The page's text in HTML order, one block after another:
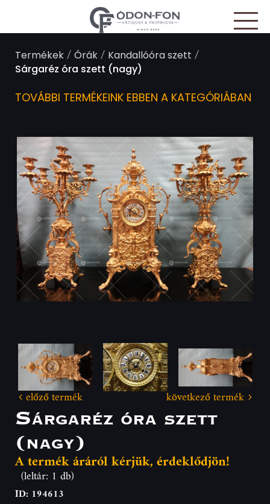
Termékek/Órák/ Kandallóóra szett /
Sárgaréz óra szett (nagy)
TOVÁBBI TERMÉKEINK EBBEN A KATEGÓRIÁBAN
előző termék következő termék
Sárgaréz óra szett
(nagy)
A termék áráról kérjük, érdeklődjön!
(leltár: 1 db)
ID: 194613